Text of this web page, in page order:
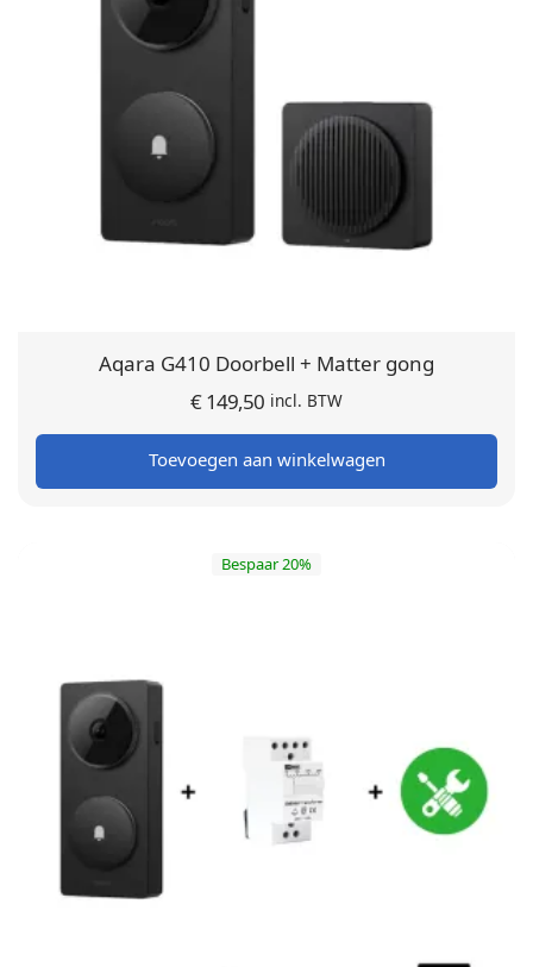
Aqara G410 Doorbell + Matter gong
€149,50 incl. BTW
Toevoegen aan winkelwagen
Bespaar 20%